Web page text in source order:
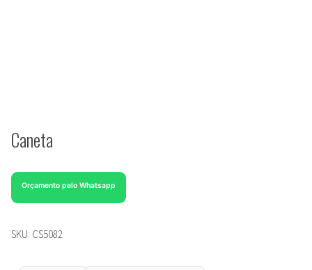
Caneta
Orçamento pelo Whatsapp
SKU: CS5082